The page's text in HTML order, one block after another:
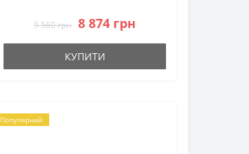
9 560 грн 8 874 грн
КУПИТИ
Популярний